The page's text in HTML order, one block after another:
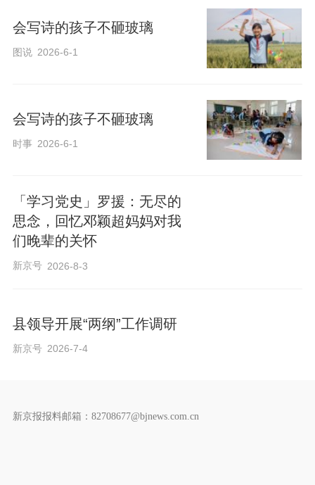
会写诗的孩子不砸玻璃
图说 2026-6-1
会写诗的孩子不砸玻璃
时事 2026-6-1
「学习党史」罗援：无尽的
思念，回忆邓颖超妈妈对我
们晚辈的关怀
新京号 2026-8-3
县领导开展“两纲”工作调研
新京号 2026-7-4
新京报报料邮箱：82708677@bjnews.com.cn